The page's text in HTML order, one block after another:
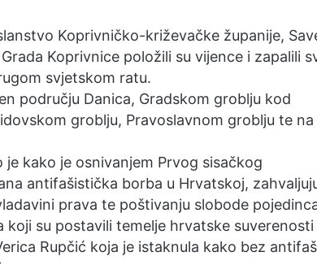
Koprivničko-križevačke županije,
Koprivnice položili su vijence i zapalili
svjetskom ratu.
području Danica, Gradskom groblju kod
groblju, Pravoslavnom groblju te na
kako je osnivanjem Prvog sisačkog
antifašistička borba u Hrvatskoj,
prava te poštivanju slobode
koji su postavili temelje hrvatske suverenosti
Rupčić koja je istaknula kako bez